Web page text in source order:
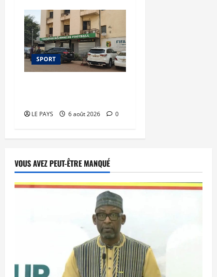
SPORT
LE PAYS 6 août 2026 0
VOUS AVEZ PEUT-ÊTRE MANQUÉ